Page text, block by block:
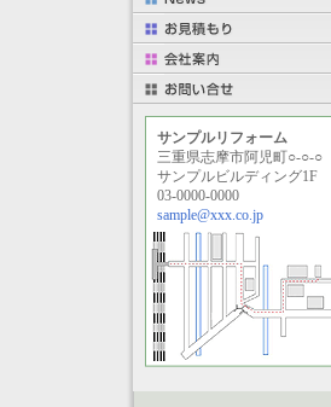
サンプルリフォーム
三重県志摩市阿児町○-○-○
サンプルビルディング1F
03-0000-0000
sample@xxx.co.jp